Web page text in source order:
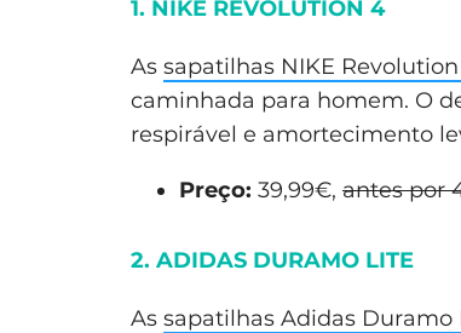
1. NIKE REVOLUTION 4
As sapatilhas NIKE
caminhada para homem. O
respirável e amortecimento
Preço: 39,99€, antes por
2. ADIDAS DURAMO LITE
As sapatilhas Adidas Duramo